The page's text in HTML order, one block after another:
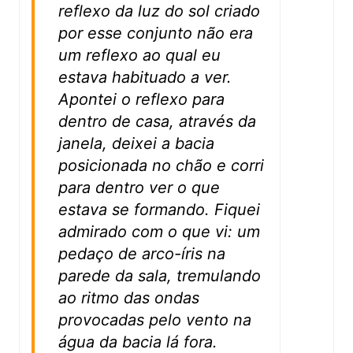
reflexo da luz do sol criado
por esse conjunto não era
um reflexo ao qual eu
estava habituado a ver.
Apontei o reflexo para
dentro de casa, através da
janela, deixei a bacia
posicionada no chão e corri
para dentro ver o que
estava se formando. Fiquei
admirado com o que vi: um
pedaço de arco-íris na
parede da sala, tremulando
ao ritmo das ondas
provocadas pelo vento na
água da bacia lá fora.